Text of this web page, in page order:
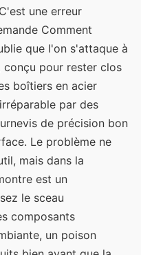
une erreur
Comment
que l'on s'attaque à
conçu pour rester clos
boîtiers en acier
par des
de précision bon
Le problème ne
mais dans la
est un
le sceau
composants
un poison